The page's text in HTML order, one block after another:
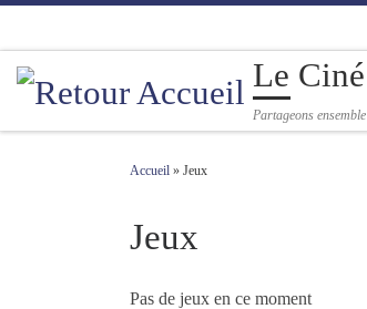
Le Ciné
Partageons ensemble
Accueil » Jeux
Jeux
Pas de jeux en ce moment